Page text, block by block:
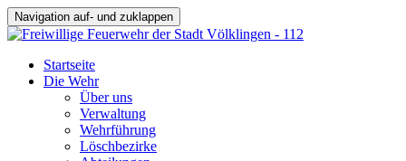
Navigation auf- und zuklappen
Startseite
Die Wehr
Über uns
Verwaltung
Wehrführung
Löschbezirke